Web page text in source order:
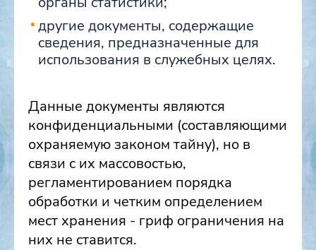
другие документы, содержащие
сведения, предназначенные для
использования в служебных целях.
Данные документы являются
конфиденциальными (составляющими
охраняемую законом тайну), но в
связи с их массовостью,
регламентированием порядка
обработки и четким определением
мест хранения - гриф ограничения на
них не ставится.